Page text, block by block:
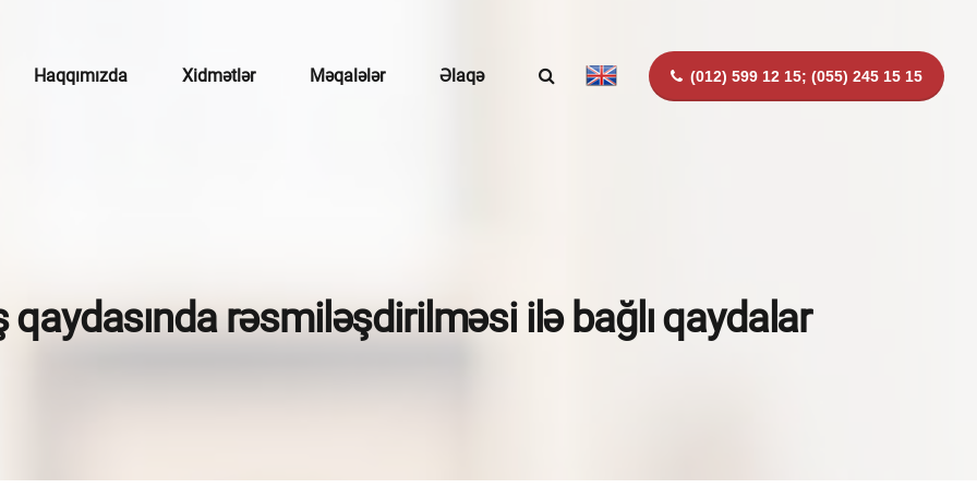
(012) 599 12 15; (055) 245 15 15
Haqqımızda Xidmətlər Məqalələr Əlaqə
qaydasında rəsmiləşdirilməsi ilə bağlı qaydalar